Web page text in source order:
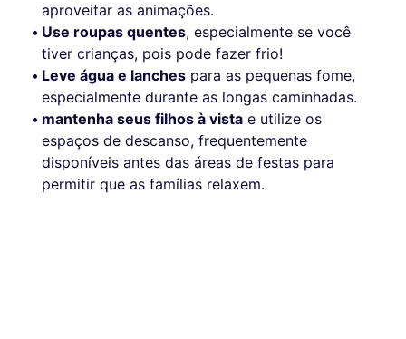
aproveitar as animações.
Use roupas quentes, especialmente se você
tiver crianças, pois pode fazer frio!
Leve água e lanches para as pequenas fome,
especialmente durante as longas caminhadas.
mantenha seus filhos à vista e utilize os
espaços de descanso, frequentemente
disponíveis antes das áreas de festas para
permitir que as famílias relaxem.